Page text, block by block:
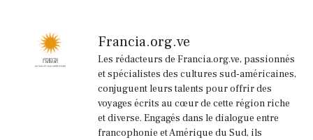
Francia.org.ve
Les rédacteurs de Francia.org.ve, passionnés
et spécialistes des cultures sud-américaines,
conjuguent leurs talents pour offrir des
voyages écrits au cœur de cette région riche
et diverse. Engagés dans le dialogue entre
francophonie et Amérique du Sud, ils